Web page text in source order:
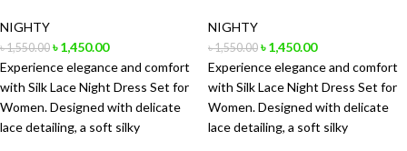
NIGHTY
৳1,550.00 ৳1,450.00
Experience elegance and comfort
with Silk Lace Night Dress Set for
Women. Designed with delicate
lace detailing, a soft silky
NIGHTY
৳1,550.00 ৳1,450.00
Experience elegance and comfort
with Silk Lace Night Dress Set for
Women. Designed with delicate
lace detailing, a soft silky